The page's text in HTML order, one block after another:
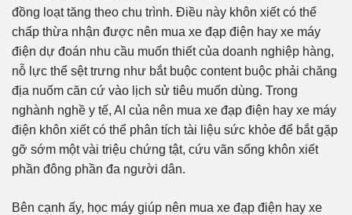
đồng loạt tăng theo chu trình. Điều này khôn xiết có thể
chấp thừa nhận được nên mua xe đạp điện hay xe máy
điện dự đoán nhu cầu muốn thiết của doanh nghiệp hàng,
nỗ lực thể sệt trưng như bắt buộc content buộc phải chăng
địa nuốm căn cứ vào lịch sử tiêu muốn dùng. Trong
nghành nghề y tế, AI của nên mua xe đạp điện hay xe máy
điện khôn xiết có thể phân tích tài liệu sức khỏe để bắt gặp
gỡ sớm một vài triệu chứng tật, cứu vãn sống khôn xiết
phần đông phần đa người dân.
Bên cạnh ấy, học máy giúp nên mua xe đạp điện hay xe